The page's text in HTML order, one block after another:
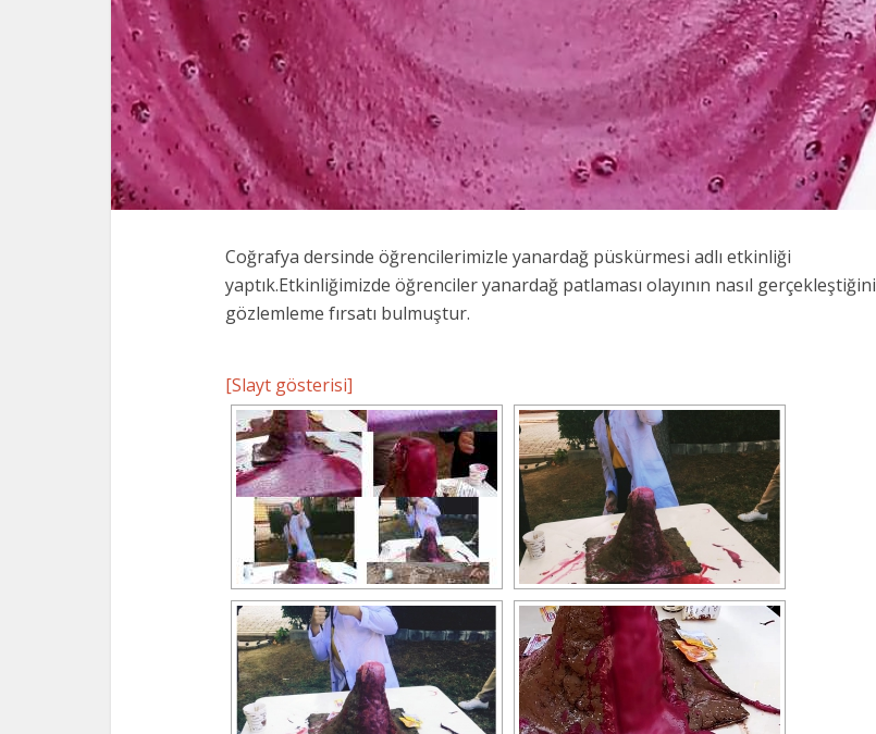
Coğrafya dersinde öğrencilerimizle yanardağ püskürmesi adlı etkinliği
yaptık.Etkinliğimizde öğrenciler yanardağ patlaması olayının nasıl gerçekleştiğini
gözlemleme fırsatı bulmuştur.
[Slayt gösterisi]